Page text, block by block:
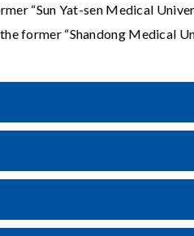
“Sun Yat-sen Medical
former “Shandong Medical